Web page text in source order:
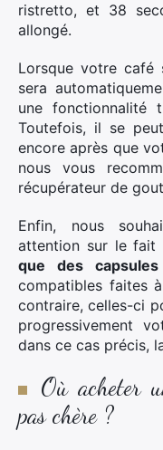
ristretto, et 38
allongé.
Lorsque votre café
sera
une fonctionnalité
Toutefois, il se
encore après que
nous vous
récupérateur de
Enfin, nous
attention sur le fait
que des capsules
compatibles faites
contraire, celles-ci
progressivement
dans ce cas précis,
Où acheter
pas chère ?